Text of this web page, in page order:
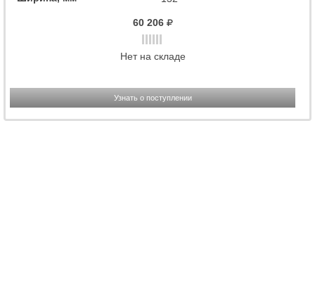
60 206
Нет на складе
Узнать о поступлении